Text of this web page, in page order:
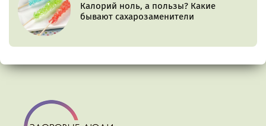
Калорий ноль, а пользы? Какие
бывают сахарозаменители